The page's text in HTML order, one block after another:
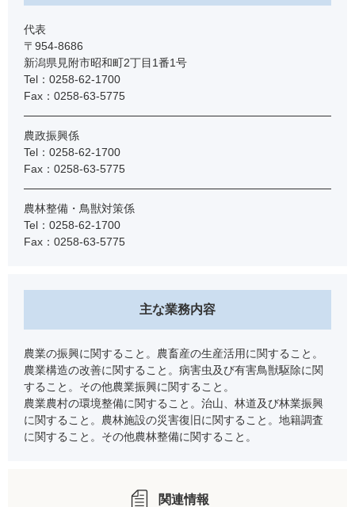
代表
〒954-8686
新潟県見附市昭和町2丁目1番1号
Tel：0258-62-1700
Fax：0258-63-5775
農政振興係
Tel：0258-62-1700
Fax：0258-63-5775
農林整備・鳥獣対策係
Tel：0258-62-1700
Fax：0258-63-5775
主な業務内容
農業の振興に関すること。農畜産の生産活用に関すること。
農業構造の改善に関すること。病害虫及び有害鳥獣駆除に関
すること。その他農業振興に関すること。
農業農村の環境整備に関すること。治山、林道及び林業振興
に関すること。農林施設の災害復旧に関すること。地籍調査
に関すること。その他農林整備に関すること。
関連情報